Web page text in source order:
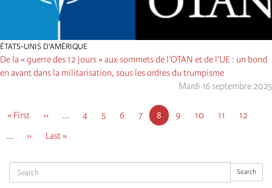
Search Search
ÉTATS-UNIS D’AMÉRIQUE
De la « guerre des 12 jours » aux sommets de l’OTAN et de l’UE : un bond
en avant dans la militarisation, sous les ordres du trumpisme
Mardi 16 septembre 2025
First
« First
Page
‹‹ … Page
4 Page
5 Page
6 Page
7
Page
courante
8 Page
9 Page
10 Page
11 Page
12
…
Page
››
Dernière
Last »